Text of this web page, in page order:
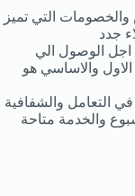
التي تميز
جدد
اجل الوصول الي
الاول والاساسي هو
التعامل والشفافية
والخدمة متاحة